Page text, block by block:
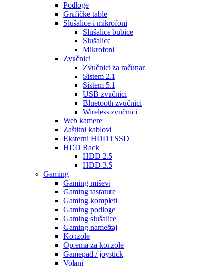
Podloge
Grafičke table
Slušalice i mikrofoni
Slušalice bubice
Slušalice
Mikrofoni
Zvučnici
Zvučnici za računar
Sistem 2.1
Sistem 5.1
USB zvučnici
Bluetooth zvučnici
Wireless zvučnici
Web kamere
Zaštitni kablovi
Eksterni HDD i SSD
HDD Rack
HDD 2.5
HDD 3.5
Gaming
Gaming miševi
Gaming tastature
Gaming kompleti
Gaming podloge
Gaming slušalice
Gaming nameštaj
Konzole
Oprema za konzole
Gamepad / joystick
Volani